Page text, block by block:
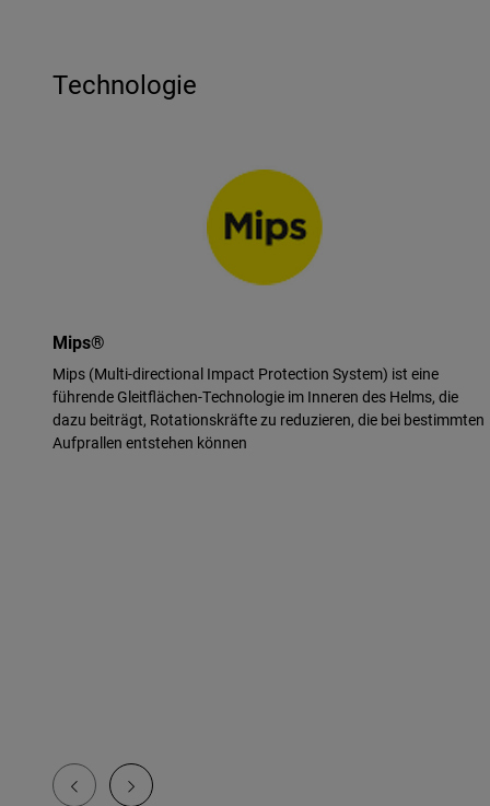
Technologie
Mips®
Mips (Multi-directional Impact Protection System) ist eine
führende Gleitflächen-Technologie im Inneren des Helms, die
dazu beiträgt, Rotationskräfte zu reduzieren, die bei bestimmten
Aufprallen entstehen können